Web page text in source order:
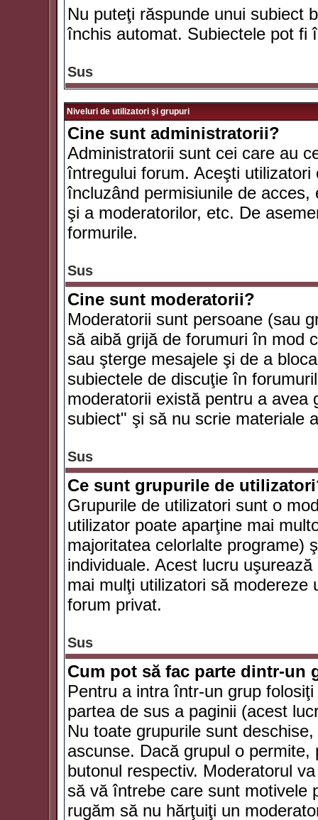
Nu puteţi răspunde unui subiect
închis automat. Subiectele pot fi
Sus
Niveluri de utilizatori şi grupuri
Cine sunt administratorii?
Administratorii sunt cei care au
întregului forum. Aceşti
încluzând permisiunile de
şi a moderatorilor, etc. De
formurile.
Sus
Cine sunt moderatorii?
Moderatorii sunt persoane (sau
să aibă grijă de forumuri în mod
sau şterge mesajele şi de a
subiectele de discuţie în
moderatorii există pentru a avea
subiect" şi să nu scrie materiale
Sus
Ce sunt grupurile de
Grupurile de utilizatori sunt o
utilizator poate aparţine mai
majoritatea celorlalte programe)
individuale. Acest lucru
mai mulţi utilizatori să
forum privat.
Sus
Cum pot să fac parte dintr-un
Pentru a intra într-un grup
partea de sus a paginii (acest
Nu toate grupurile sunt
ascunse. Dacă grupul o
butonul respectiv. Moderatorul
să vă întrebe care sunt motivele
rugăm să nu hărţuiţi un